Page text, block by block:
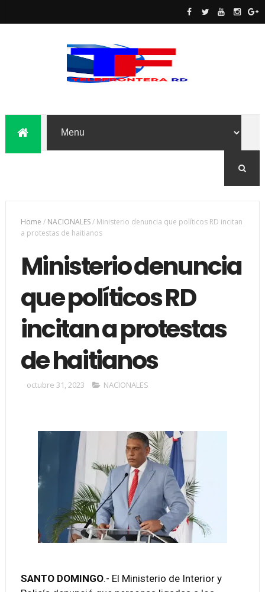
Home / NACIONALES/ Ministerio denuncia que políticos RD incitan
a protestas de haitianos
Ministerio denuncia
que políticos RD
incitan a protestas
de haitianos
octubre 31, 2023 NACIONALES
SANTO DOMINGO.- El Ministerio de Interior y